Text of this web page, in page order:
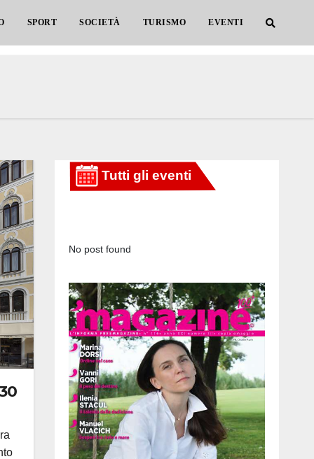
SPORT SOCIETÀ TURISMO EVENTI
No post found